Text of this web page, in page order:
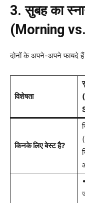
3. सुबह का
(Morning
दोनों के अपने-अपने फायदे
विशेषता
किनके लिए बेस्ट है?